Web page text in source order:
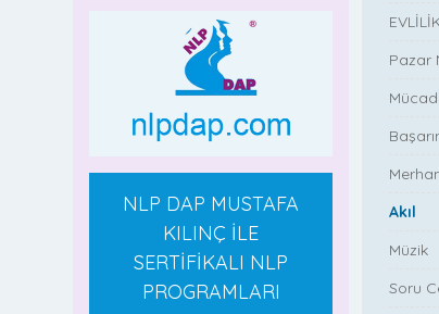
NLP DAP MUSTAFA
KILINÇ İLE
SERTİFİKALI NLP
PROGRAMLARI
Pazar
Akıl
Müzik
Soru